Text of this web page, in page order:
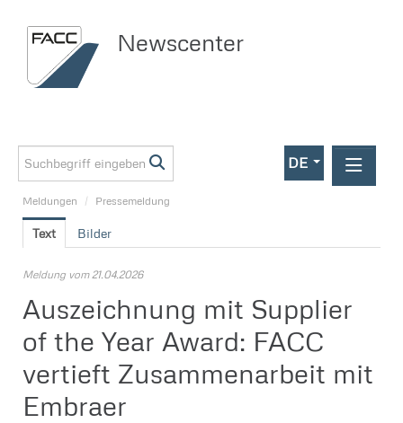
Newscenter
DE
Meldungen
Investor Relations
Pressemeldung
Media
Kontakt
Meldungen / Pressemeldung
Text Bilder
Meldung vom 21.04.2026
Auszeichnung mit Supplier
of the Year Award: FACC
vertieft Zusammenarbeit mit
Embraer